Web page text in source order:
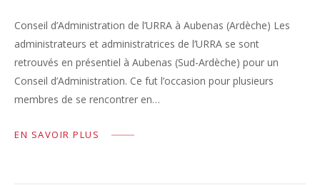
Conseil d’Administration de l’URRA à Aubenas (Ardèche) Les
administrateurs et administratrices de l’URRA se sont
retrouvés en présentiel à Aubenas (Sud-Ardèche) pour un
Conseil d’Administration. Ce fut l’occasion pour plusieurs
membres de se rencontrer en…
EN SAVOIR PLUS